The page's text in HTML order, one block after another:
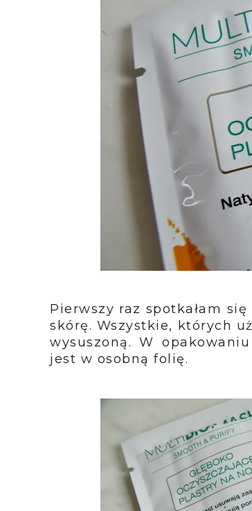
Pierwszy raz spotkałam
skórę. Wszystkie, których
wysuszoną. W
jest w osobną folię.